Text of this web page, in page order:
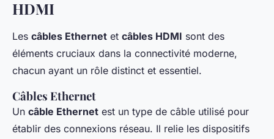
HDMI
Les câbles Ethernet et câbles HDMI sont des
éléments cruciaux dans la connectivité moderne,
chacun ayant un rôle distinct et essentiel.
Câbles Ethernet
Un câble Ethernet est un type de câble utilisé pour
établir des connexions réseau. Il relie les dispositifs